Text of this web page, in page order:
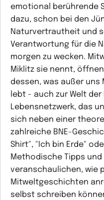
emotional berührende
dazu, schon bei den
Naturvertrautheit und
Verantwortung für die
morgen zu wecken.
Miklitz sie nennt,
dessen, was außer uns
lebt - auch zur Welt der
Lebensnetzwerk, das
sich neben einer
zahlreiche BNE-
Shirt", "Ich bin Erde"
Methodische Tipps
veranschaulichen, wie
Mitweltgeschichten
selbst schreiben